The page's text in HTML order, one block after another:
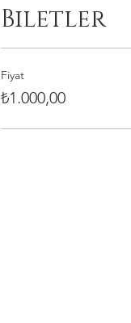
Biletler
Fiyat
₺1.000,00